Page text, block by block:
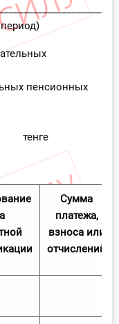
пенсионных
Сумма
платежа,
взноса или
отчислений